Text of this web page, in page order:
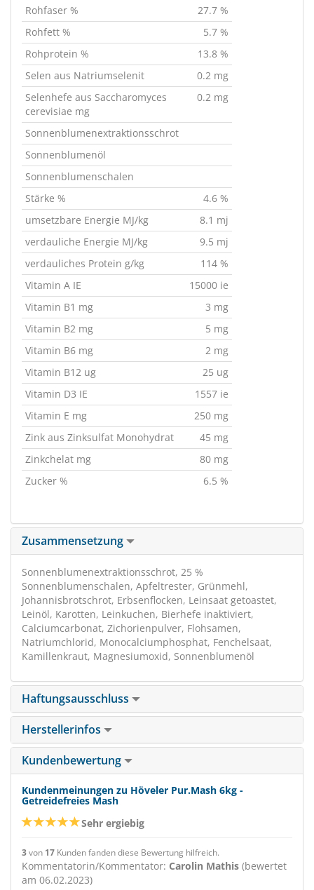
Rohfaser %
27.7 %
Rohfett %
5.7 %
Rohprotein %
13.8 %
Selen aus Natriumselenit
0.2 mg
Selenhefe aus Saccharomyces
cerevisiae mg
0.2 mg
Sonnenblumenextraktionsschrot
Sonnenblumenöl
Sonnenblumenschalen
Stärke %
4.6 %
umsetzbare Energie MJ/kg
8.1 mj
verdauliche Energie MJ/kg
9.5 mj
verdauliches Protein g/kg
114 %
Vitamin A IE
15000 ie
Vitamin B1 mg
3 mg
Vitamin B2 mg
5 mg
Vitamin B6 mg
2 mg
Vitamin B12 ug
25 ug
Vitamin D3 IE
1557 ie
Vitamin E mg
250 mg
Zink aus Zinksulfat Monohydrat
45 mg
Zinkchelat mg
80 mg
Zucker %
6.5 %
Zusammensetzung
Sonnenblumenextraktionsschrot, 25 %
Sonnenblumenschalen, Apfeltrester, Grünmehl,
Johannisbrotschrot, Erbsenflocken, Leinsaat getoastet,
Leinöl, Karotten, Leinkuchen, Bierhefe inaktiviert,
Calciumcarbonat, Zichorienpulver, Flohsamen,
Natriumchlorid, Monocalciumphosphat, Fenchelsaat,
Kamillenkraut, Magnesiumoxid, Sonnenblumenöl
Haftungsausschluss
Herstellerinfos
Kundenbewertung
Kundenmeinungen zu Höveler Pur.Mash 6kg -
Getreidefreies Mash
Sehr ergiebig
3von 17 Kunden fanden diese Bewertung hilfreich.
Kommentatorin/Kommentator: Carolin Mathis (bewertet
am 06.02.2023)